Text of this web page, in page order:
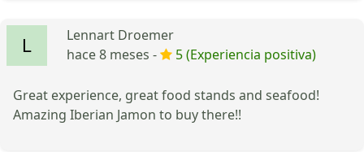
Lennart Droemer
hace 8 meses -
5 (Experiencia positiva)
Great experience, great food stands and seafood!
Amazing Iberian Jamon to buy there!!